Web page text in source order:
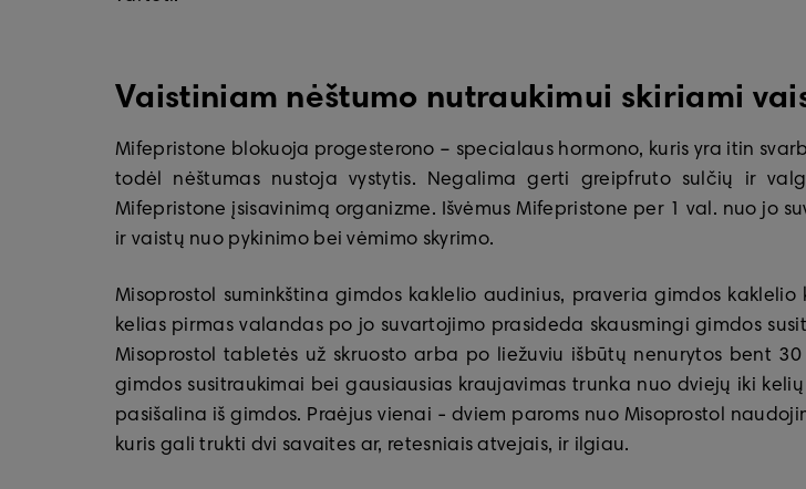
Vaistiniam nėštumo nutraukimui skiriami
Mifepristone blokuoja progesterono – specialaus hormono, kuris yra itin
todėl nėštumas nustoja vystytis. Negalima gerti greipfruto sulčių ir
Mifepristone įsisavinimą organizme. Išvėmus Mifepristone per 1 val. nuo jo
ir vaistų nuo pykinimo bei vėmimo skyrimo.
Misoprostol suminkština gimdos kaklelio audinius, praveria gimdos
kelias pirmas valandas po jo suvartojimo prasideda skausmingi gimdos
Misoprostol tabletės už skruosto arba po liežuviu išbūtų nenurytos bent
gimdos susitraukimai bei gausiausias kraujavimas trunka nuo dviejų iki
pasišalina iš gimdos. Praėjus vienai - dviem paroms nuo Misoprostol
kuris gali trukti dvi savaites ar, retesniais atvejais, ir ilgiau.